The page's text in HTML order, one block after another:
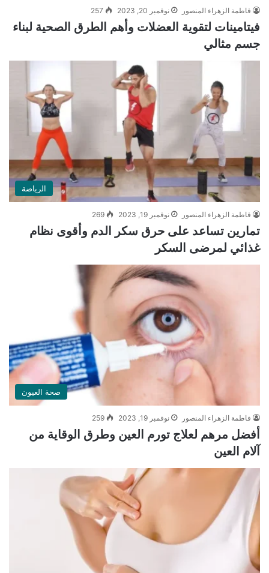
فاطمة الزهراء المنصور نوفمبر 20, 2023 257
فيتامينات لتقوية العضلات وأهم الطرق الصحية لبناء
جسم مثالي
الرياضة
فاطمة الزهراء المنصور نوفمبر 19, 2023 269
تمارين تساعد على حرق سكر الدم وأقوى نظام
غذائي لمرضى السكر
صحة العيون
فاطمة الزهراء المنصور نوفمبر 19, 2023 259
أفضل مرهم لعلاج تورم العين وطرق الوقاية من
آلام العين